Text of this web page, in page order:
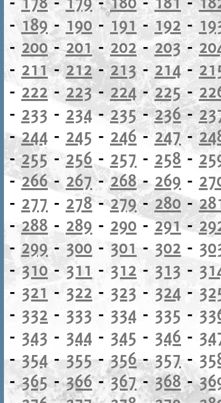
- 189 -190 -191 - 192 -
- 200-201-202 - 203 -
- 211-212-213- 214-
- 222 -223- 224-225-
- 233 - 234-235-236-
-244 - 245 - 246-247-
-255-256 - 257 - 258 -
-266- 267-268- 269 -
- 277 - 278-279-280-
-288 - 289 - 290 -291-
- 299 -300 - 301 - 302 -
- 310-311 - 312 - 313 -
- 321 - 322 - 323 - 324 -
- 332 - 333 - 334 - 335 -
- 343 - 344 - 345 - 346 -
-354 -355-356-357-
-365-366-367-368-